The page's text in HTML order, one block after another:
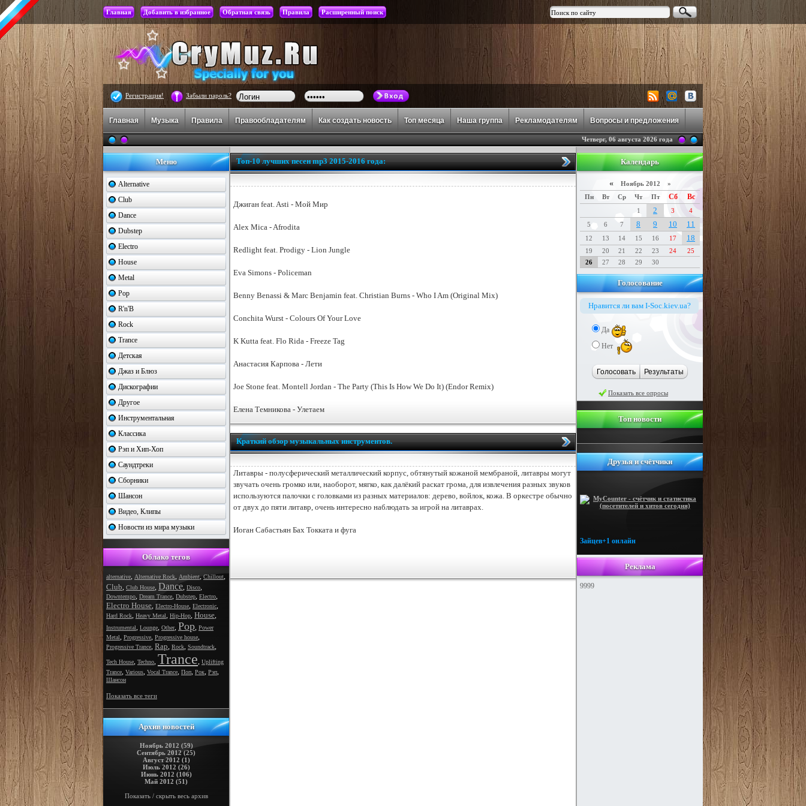
Главная Добавить в избранное Обратная связь Правила Расширенный поиск
Регистрация! Забыли пароль?
Главная Музыка Правила Правообладателям Как создать новость Топ месяца Наша группа Рекламодателям Вопросы и предложения
Четверг, 06 августа 2026 года
Меню
Alternative
Club
Dance
Dubstep
Electro
House
Metal
Pop
R'n'B
Rock
Trance
Детская
Джаз и Блюз
Дискографии
Другое
Инструментальная
Классика
Рэп и Хип-Хоп
Саундтреки
Сборники
Шансон
Видео, Клипы
Новости из мира музыки
Облако тегов
alternative, Alternative Rock, Ambient, Chillout,
Club, Club House, Dance, Disco,
Downtempo, Dream Trance, Dubstep, Electro,
Electro House, Electro-House, Electronic,
Hard Rock, Heavy Metal, Hip-Hop, House,
Instrumental, Lounge, Other, Pop, Power
Metal, Progressive, Progressive house,
Progressive Trance, Rap, Rock, Soundtrack,
Tech House, Techno, Trance, Uplifting
Trance, Various, Vocal Trance, Поп, Рок, Рэп,
Шансон
Показать все теги
Архив новостей
Ноябрь 2012 (59)
Сентябрь 2012 (25)
Август 2012 (1)
Июль 2012 (26)
Июнь 2012 (106)
Май 2012 (51)
Показать / скрыть весь архив
Календарь
«Ноябрь 2012 »
Пн
Вт Ср Чт Пт Сб Вс
1 2 3
4
5
6 7 8 9 10 11
12 13 14 15 16 17 18
19 20 21 22 23 24
25
26
27 28 29 30
Голосование
Нравится ли вам I-Soc.kiev.ua?
Да
Нет
Голосовать Результаты
Показать все опросы
Топ новости
Друзья и счётчики
Зайцев+1 онлайн
Реклама
9999
Топ-10 лучших песен mp3 2015-2016 года:
Джиган feat. Asti - Мой Мир
Alex Mica - Afrodita
Redlight feat. Prodigy - Lion Jungle
Eva Simons - Policeman
Benny Benassi & Marc Benjamin feat. Christian Burns - Who I Am (Original Mix)
Conchita Wurst - Colours Of Your Love
K Kutta feat. Flo Rida - Freeze Tag
Анастасия Карпова - Лети
Joe Stone feat. Montell Jordan - The Party (This Is How We Do It) (Endor Remix)
Елена Темникова - Улетаем
Краткий обзор музыкальных инструментов.
Литавры - полусферический металлический корпус, обтянутый кожаной мембраной, литавры могут
звучать очень громко или, наоборот, мягко, как далёкий раскат грома, для извлечения разных звуков
используются палочки с головками из разных материалов: дерево, войлок, кожа. В оркестре обычно
от двух до пяти литавр, очень интересно наблюдать за игрой на литаврах.
Иоган Сабастьян Бах Токката и фуга